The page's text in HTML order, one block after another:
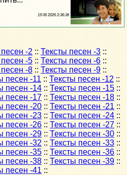
19 06 2026 2:36:36
-2 :: Тексты песен -3 ::
-5 :: Тексты песен -6 ::
-8 :: Тексты песен -9 ::
песен -11 :: Тексты песен -12 ::
песен -14 :: Тексты песен -15 ::
песен -17 :: Тексты песен -18 ::
песен -20 :: Тексты песен -21 ::
песен -23 :: Тексты песен -24 ::
песен -26 :: Тексты песен -27 ::
песен -29 :: Тексты песен -30 ::
песен -32 :: Тексты песен -33 ::
песен -35 :: Тексты песен -36 ::
песен -38 :: Тексты песен -39 ::
песен -41 ::